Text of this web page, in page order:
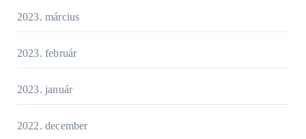
2023. március
2023. február
2023. január
2022. december